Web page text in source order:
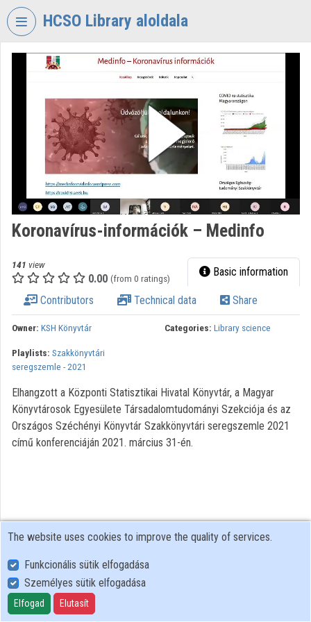
Skip header
HCSO Library aloldala
VIDEO TORIUM
HUNGARIAN
CENTRAL
STATISTICAL
LIBRARY
Organization home
Categories
Organization playlists
Contributors
Koronavírus-információk – Medinfo
141 view
0.00 (from 0 ratings) Basic information
Contributors Technical data Share
Owner: KSH Könyvtár Categories: Library science
Playlists: Szakkönyvtári
seregszemle - 2021
Elhangzott a Központi Statisztikai Hivatal Könyvtár, a Magyar
Könyvtárosok Egyesülete Társadalomtudományi Szekciója és az
Országos Széchényi Könyvtár Szakkönyvtári seregszemle 2021
című konferenciáján 2021. március 31-én.
User Policy
Adatkezelési tájékoztató (en)
Cookie Policy
The website uses cookies to improve the quality of services.
Funkcionális sütik elfogadása
Személyes sütik elfogadása
Elfogad Elutasít